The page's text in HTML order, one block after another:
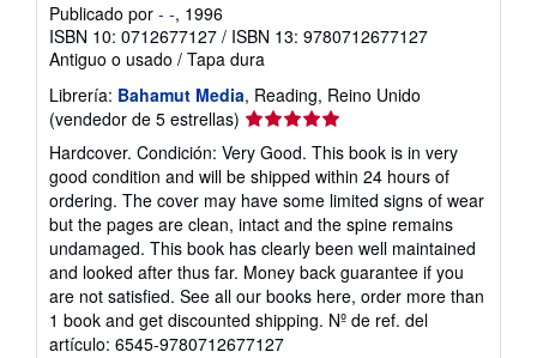
Publicado por - -, 1996
ISBN 10: 0712677127 / ISBN 13: 9780712677127
Antiguo o usado / Tapa dura
Librería: Bahamut Media, Reading, Reino Unido
(vendedor de 5 estrellas) Calificación
del
vendedor:
5
de
5
estrellas
Hardcover. Condición: Very Good. This book is in very
good condition and will be shipped within 24 hours of
ordering. The cover may have some limited signs of wear
but the pages are clean, intact and the spine remains
undamaged. This book has clearly been well maintained
and looked after thus far. Money back guarantee if you
are not satisfied. See all our books here, order more than
1 book and get discounted shipping. Nº de ref. del
artículo: 6545-9780712677127